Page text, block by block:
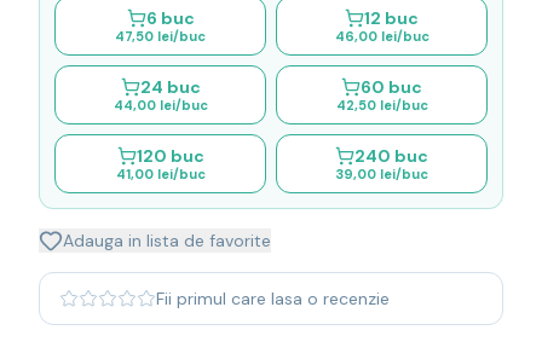
Blanded Japanese
Canadian
Coniac & Brandy
Tequila
Lichior
Vermut & bitter
Traditionale
Soft Drinks
6 buc
47,50 lei/buc
12 buc
46,00 lei/buc
24 buc
44,00 lei/buc
60 buc
42,50 lei/buc
120 buc
41,00 lei/buc
240 buc
39,00 lei/buc
Adauga in lista de favorite
Fii primul care lasa o recenzie